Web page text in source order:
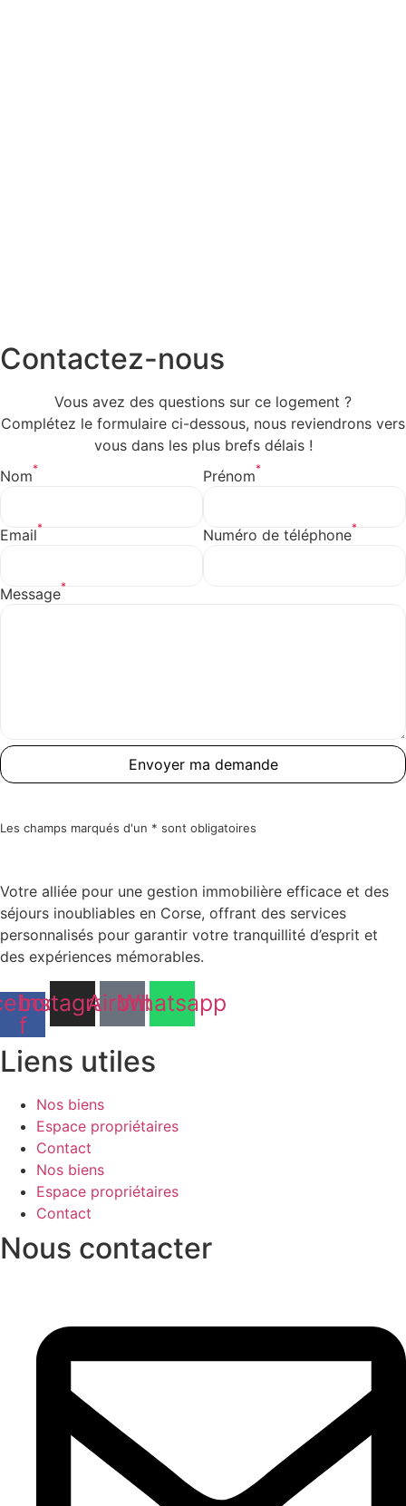
Bouilloire
Contactez-nous
Vous avez des questions sur ce logement ?
Complétez le formulaire ci-dessous, nous reviendrons vers
vous dans les plus brefs délais !
Nom* Prénom*
Email* Numéro de téléphone*
Message*
Envoyer ma demande
Les champs marqués d'un * sont obligatoires
Votre alliée pour une gestion immobilière efficace et des
séjours inoubliables en Corse, offrant des services
personnalisés pour garantir votre tranquillité d’esprit et
des expériences mémorables.
f
Instagram
Airbnb
Whatsapp
Liens utiles
Nos biens
Espace propriétaires
Contact
Nos biens
Espace propriétaires
Contact
Nous contacter